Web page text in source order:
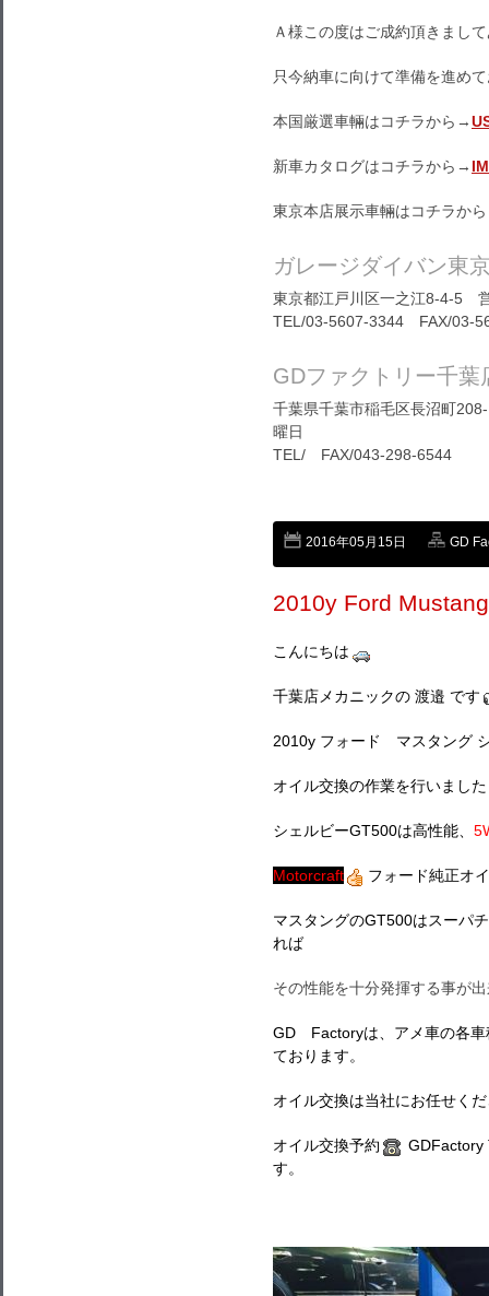
Ａ様この度はご成約頂きまし
只今納車に向けて準備を進め
本国厳選車輛はコチラから→
新車カタログはコチラから→
東京本店展示車輛はコチラか
ガレージダイバン東
東京都江戸川区一之江8-4-5
TEL/03-5607-3344 FAX/03-
GDファクトリー千葉
千葉県千葉市稲毛区長沼町
曜日
TEL/ FAX/043-298-6544
2016年05月15日 GD
2010y Ford
こんにちは
千葉店メカニックの 渡邉 です
2010y フォード マスタング
オイル交換の作業を行いました
シェルビーGT500は高性能、
Motorcraft フォード純正オ
マスタングのGT500はスーパ
れば
その性能を十分発揮する事が
GD Factoryは、アメ車の各車
ております。
オイル交換は当社にお任せく
オイル交換予約
GDFactory
す。